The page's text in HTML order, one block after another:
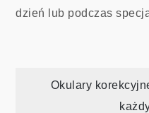
dzień lub podczas
Okulary